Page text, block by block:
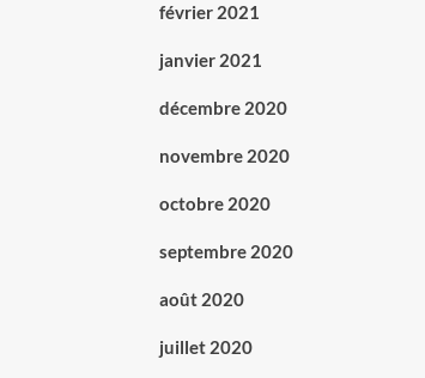
février 2021
janvier 2021
décembre 2020
novembre 2020
octobre 2020
septembre 2020
août 2020
juillet 2020